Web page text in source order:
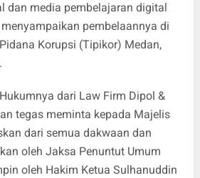
dan media pembelajaran digital
pembelaannya di
Korupsi (Tipikor) Medan,
dari Law Firm Dipol &
tegas meminta kepada Majelis
dari semua dakwaan dan
oleh Jaksa Penuntut Umum
oleh Hakim Ketua Sulhanuddin